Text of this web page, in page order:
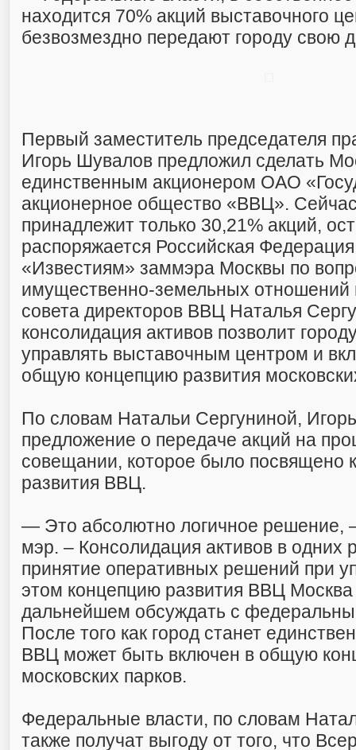
находится 70% акций выставочного
безвозмездно передают городу свою
Первый заместитель председателя
Игорь Шувалов предложил сделать
единственным акционером ОАО
акционерное общество «ВВЦ».
принадлежит только 30,21% акций,
распоряжается Российская
«Известиям» заммэра Москвы по
имущественно-земельных отношений
совета директоров ВВЦ Наталья
консолидация активов позволит
управлять выставочным центром и
общую концепцию развития
По словам Натальи Сергуниной,
предложение о передаче акций на
совещании, которое было посвящено
развития ВВЦ.
— Это абсолютно логичное решение,
мэр. – Консолидация активов в одних
принятие оперативных решений при
этом концепцию развития ВВЦ
дальнейшем обсуждать с
После того как город станет
ВВЦ может быть включен в общую
московских парков.
Федеральные власти, по словам
также получат выгоду от того, что